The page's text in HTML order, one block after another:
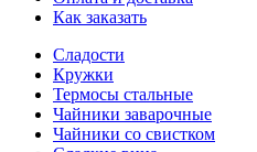
Как заказать
Сладости
Кружки
Термосы стальные
Чайники заварочные
Чайники со свистком